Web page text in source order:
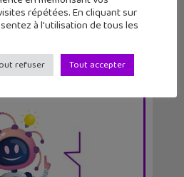
JUNIOR
par an
et chez ton marchand de
répétées. En cliquant sur
à l'utilisation de tous les
refuser Tout accepter